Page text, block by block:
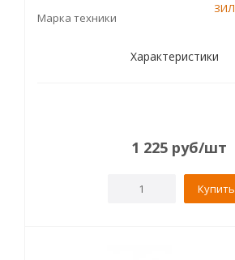
Марка техники
ЗИЛ
Характеристики
1 225руб/шт
Купить